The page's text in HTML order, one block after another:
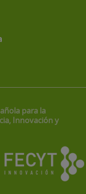
para la
Innovación y